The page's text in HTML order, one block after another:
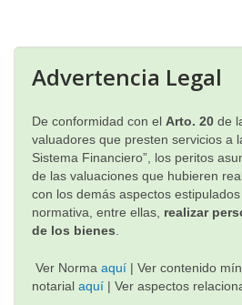
Advertencia Legal
De conformidad con el Arto. 20 de
valuadores que presten servicios a
Sistema Financiero”, los peritos
de las valuaciones que hubieren
con los demás aspectos
normativa, entre ellas, realizar
de los bienes
Ver Norma aquí | Ver contenido
notarial aquí | Ver aspectos